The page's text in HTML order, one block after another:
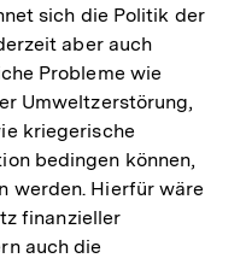
sich die Politik der
aber auch
Probleme wie
Umweltzerstörung,
kriegerische
bedingen können,
werden. Hierfür wäre
finanzieller
auch die